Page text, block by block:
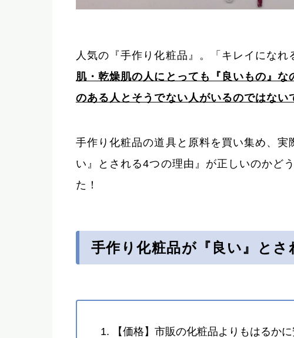
人気の『手作り化粧品』。「キレイになれ
肌・乾燥肌の人にとっても『良いもの』な
のある人とそうでない人がいるのではない
手作り化粧品の道具と原料を買い集め、
い』とされる4つの理由』が正しいのかど
た！
手作り化粧品が『良い』とさ
【価格】市販の化粧品よりもはるかに